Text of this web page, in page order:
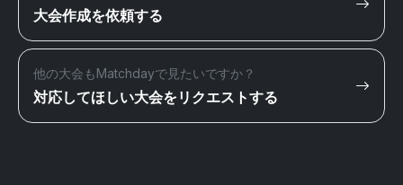
大会作成を依頼する
他の大会もMatchdayで見たいですか？
対応してほしい大会をリクエストする